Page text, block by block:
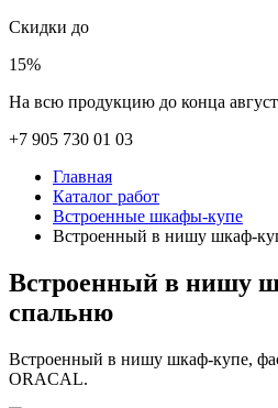
Скидки до
15%
На всю продукцию до конца
+7 905 730 01 03
Главная
Каталог работ
Встроенные шкафы-купе
Встроенный в нишу шкаф-
Встроенный в нишу
спальню
Встроенный в нишу шкаф-купе,
ORACAL.